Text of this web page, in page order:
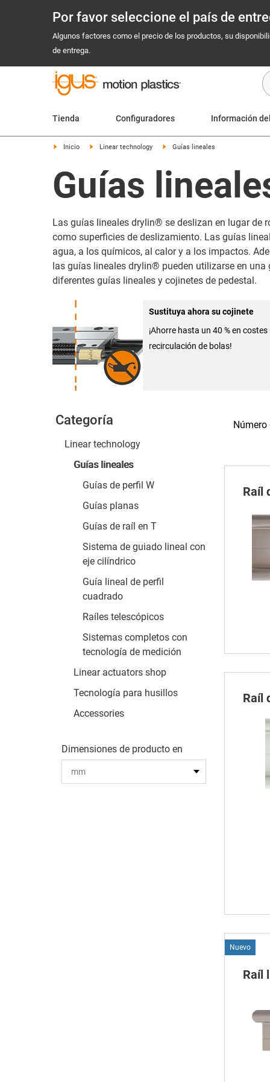
Por favor seleccione el país de
Algunos factores como el precio de los productos, su
de entrega.
Tienda Configuradores Información
Inicio Linear technology Guías lineales
Guías
Las guías lineales drylin® se deslizan en lugar de
como superficies de deslizamiento. Las guías
agua, a los químicos, al calor y a los impactos.
las guías lineales drylin® pueden utilizarse en
diferentes guías lineales y cojinetes de pedestal.
Sustituya ahora su cojinete
¡Ahorre hasta un 40 % en
recirculación de bolas!
Categoría
Linear technology
Guías lineales
Guías de perfil W
Guías planas
Guías de raíl en T
Sistema de guiado lineal con
eje cilíndrico
Guía lineal de perfil
cuadrado
Raíles telescópicos
Sistemas completos con
tecnología de medición
Linear actuators shop
Tecnología para husillos
Accessories
Dimensiones de producto en
Raíl
Raíl
Nuevo
Raíl